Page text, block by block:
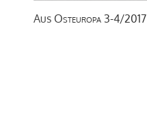
Aus Osteuropa 3-4/2017